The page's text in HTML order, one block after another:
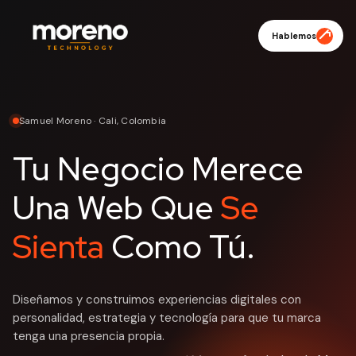
Hablemos
Samuel Moreno · Cali, Colombia
Tu Negocio Merece
Una Web Que Se
Sienta Como Tú.
Diseñamos y construimos experiencias digitales con
personalidad, estrategia y tecnología para que tu marca
tenga una presencia propia.